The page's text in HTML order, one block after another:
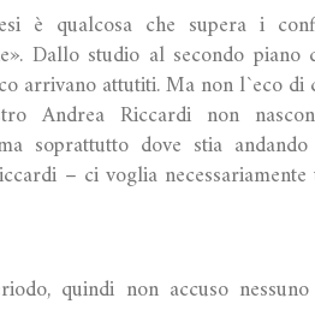
è qualcosa che supera i
Dallo studio al secondo piano
arrivano attutiti. Ma non l`eco di
Andrea Riccardi non
soprattutto dove stia
– ci voglia necessariamente
quindi non accuso